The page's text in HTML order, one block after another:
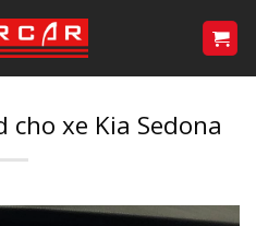
xe Kia Sedona